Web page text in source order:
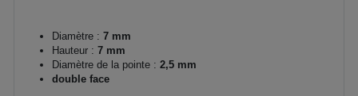
Diamètre : 7 mm
Hauteur : 7 mm
Diamètre de la pointe : 2,5 mm
double face